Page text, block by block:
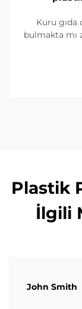
Kuru
bulmakta mı
faktörü
Plastik
İlgili
John Smith